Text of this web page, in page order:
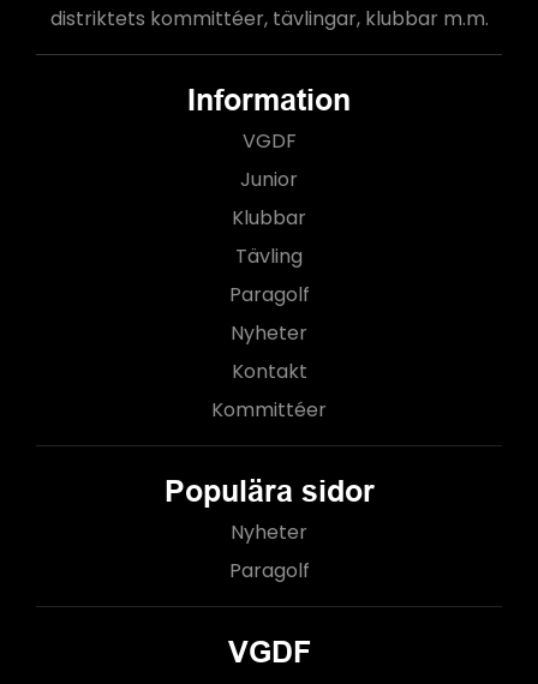
distriktets kommittéer, tävlingar, klubbar m.m.
Information
VGDF
Junior
Klubbar
Tävling
Paragolf
Nyheter
Kontakt
Kommittéer
Populära sidor
Nyheter
Paragolf
VGDF